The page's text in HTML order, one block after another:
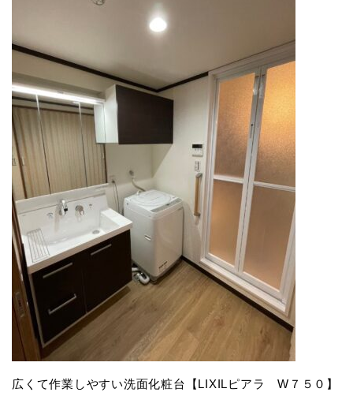
広くて作業しやすい洗面化粧台【LIXILピアラ W７５０】